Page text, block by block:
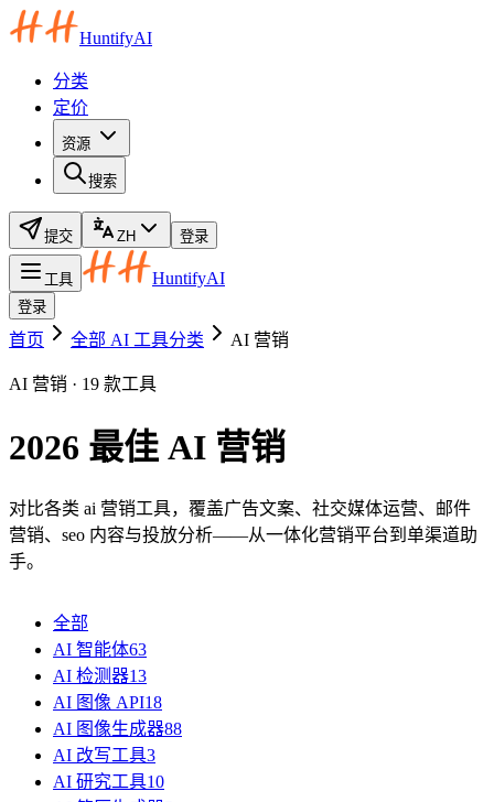
HuntifyAI
分类
定价
资源
搜索
提交 ZH 登录
工具 HuntifyAI
登录
首页 全部 AI 工具分类 AI 营销
AI 营销 · 19 款工具
2026 最佳 AI 营销
对比各类 ai 营销工具，覆盖广告文案、社交媒体运营、邮件
营销、seo 内容与投放分析——从一体化营销平台到单渠道助
手。
全部
AI 智能体63
AI 检测器13
AI 图像 API18
AI 图像生成器88
AI 改写工具3
AI 研究工具10